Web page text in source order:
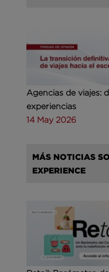
Agencias de viajes:
experiencias
14 May 2026
MÁS NOTICIAS
EXPERIENCE